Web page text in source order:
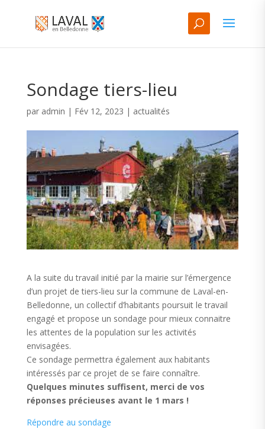
Sondage tiers-lieu
par admin | Fév 12, 2023 | actualités
A la suite du travail initié par la mairie sur l’émergence
d’un projet de tiers-lieu sur la commune de Laval-en-
Belledonne, un collectif d’habitants poursuit le travail
engagé et propose un sondage pour mieux connaitre
les attentes de la population sur les activités
envisagées.
Ce sondage permettra également aux habitants
intéressés par ce projet de se faire connaître.
Quelques minutes suffisent, merci de vos
réponses précieuses avant le 1 mars !
Répondre au sondage